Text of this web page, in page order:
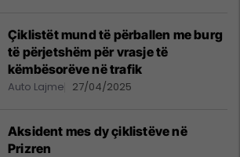
Çiklistët mund të përballen me burg
të përjetshëm për vrasje të
këmbësorëve në trafik
Auto Lajme 27/04/2025
Aksident mes dy çiklistëve në
Prizren